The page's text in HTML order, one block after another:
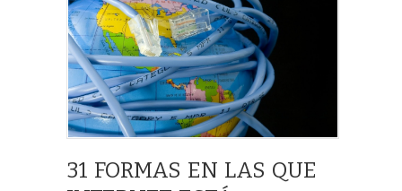
31 FORMAS EN LAS QUE